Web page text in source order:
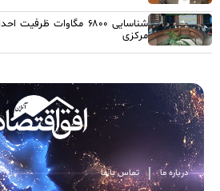
شناسایی ۶۸۰۰ مگاوات
مرکزی
درباره ما تماس با ما